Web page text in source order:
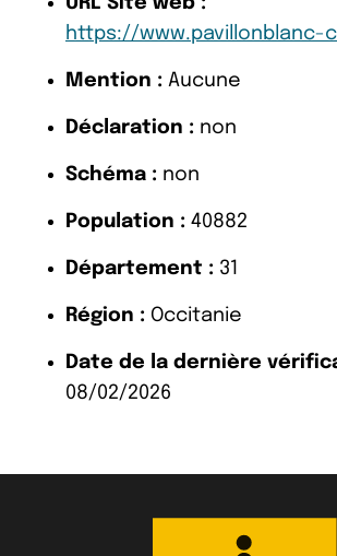
https://www.pavillonblanc-
Mention : Aucune
Déclaration : non
Schéma : non
Population : 40882
Département : 31
Région : Occitanie
Date de la dernière
08/02/2026